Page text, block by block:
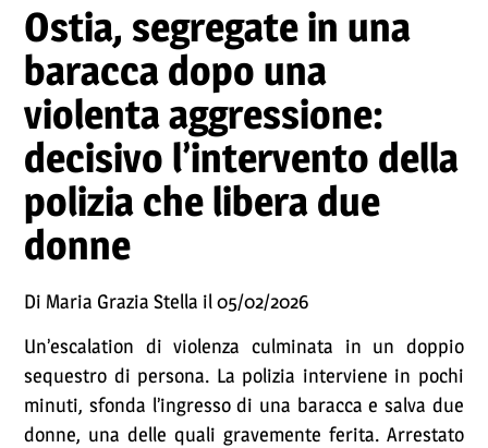
Ostia, segregate in una
baracca dopo una
violenta aggressione:
decisivo l’intervento della
polizia che libera due
donne
Di Maria Grazia Stella il 05/02/2026
Un’escalation di violenza culminata in un doppio
sequestro di persona. La polizia interviene in pochi
minuti, sfonda l’ingresso di una baracca e salva due
donne, una delle quali gravemente ferita. Arrestato